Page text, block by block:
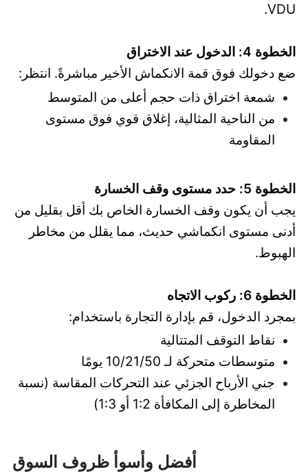
VDU.
الخطوة 4: الدخول عند الاختراق
ضع دخولك فوق قمة الانكماش الأخير مباشرةً. انتظر:
شمعة اختراق ذات حجم أعلى من المتوسط
من الناحية المثالية، إغلاق قوي فوق مستوى
المقاومة
الخطوة 5: حدد مستوى وقف الخسارة
يجب أن يكون وقف الخسارة الخاص بك أقل بقليل من
أدنى مستوى انكماشي حديث، مما يقلل من مخاطر
الهبوط.
الخطوة 6: ركوب الاتجاه
بمجرد الدخول، قم بإدارة التجارة باستخدام:
نقاط التوقف المتتالية
متوسطات متحركة لـ 10/21/50 يومًا
جني الأرباح الجزئي عند التحركات المقاسة (نسبة
المخاطرة إلى المكافأة 1:2 أو 1:3)
أفضل وأسوأ ظروف السوق